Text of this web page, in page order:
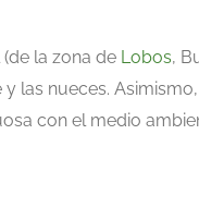
la zona de Lobos,
las nueces. Asimismo,
con el medio